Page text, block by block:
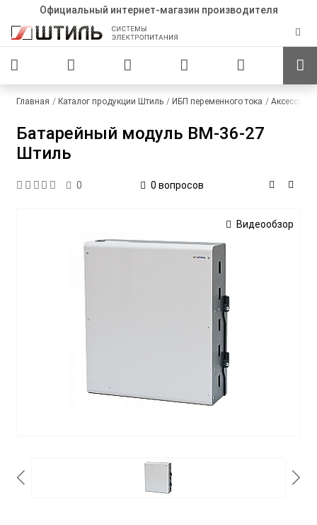
Официальный интернет-магазин производителя
Главная Каталог продукции Штиль ИБП переменного тока
Батарейный модуль BM-36-27
Штиль
0 0 вопросов
Видеообзор